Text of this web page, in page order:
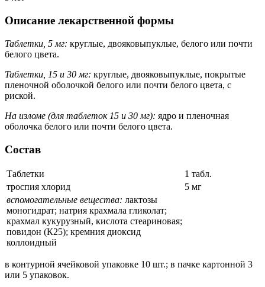
Описание лекарственной формы
Таблетки, 5 мг: круглые, двояковыпуклые, белого или почти
белого цвета.
Таблетки, 15 и 30 мг: круглые, двояковыпуклые, покрытые
пленочной оболочкой белого или почти белого цвета, с
риской.
На изломе (для таблеток 15 и 30 мг): ядро и пленочная
оболочка белого или почти белого цвета.
Состав
Таблетки
1 табл.
троспия хлорид
5 мг
вспомогательные вещества: лактозы
моногидрат; натрия крахмала гликолат;
крахмал кукурузный, кислота стеариновая;
повидон (К25); кремния диоксид
коллоидный
в контурной ячейковой упаковке 10 шт.; в пачке картонной 3
или 5 упаковок.